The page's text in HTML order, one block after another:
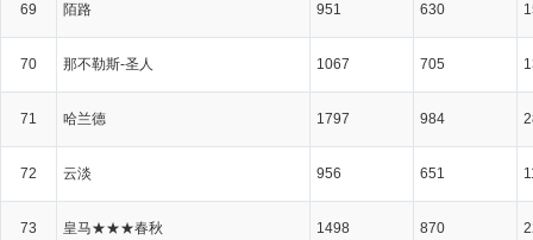
69 陌路 951 630
70 那不勒斯-圣人 1067 705
71 哈兰德 1797 984
72 云淡 956 651
73 皇马★★★春秋 1498 870